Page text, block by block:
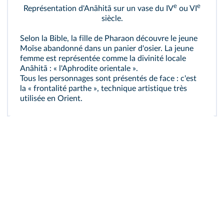
Représentation d'Anãhitã sur un vase du IVe ou VIe
siècle.
Selon la Bible, la fille de Pharaon découvre le jeune
Moïse abandonné dans un panier d'osier. La jeune
femme est représentée comme la divinité locale
Anãhitã : « l'Aphrodite orientale ».
Tous les personnages sont présentés de face : c'est
la « frontalité parthe », technique artistique très
utilisée en Orient.